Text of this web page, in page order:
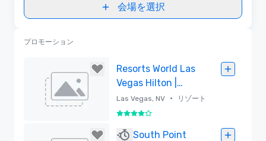
会場を選択
プロモーション
Resorts World Las
Vegas Hilton |
Conrad |
Crockfords
Las Vegas, NV • リゾート
5 中の 4
South Point